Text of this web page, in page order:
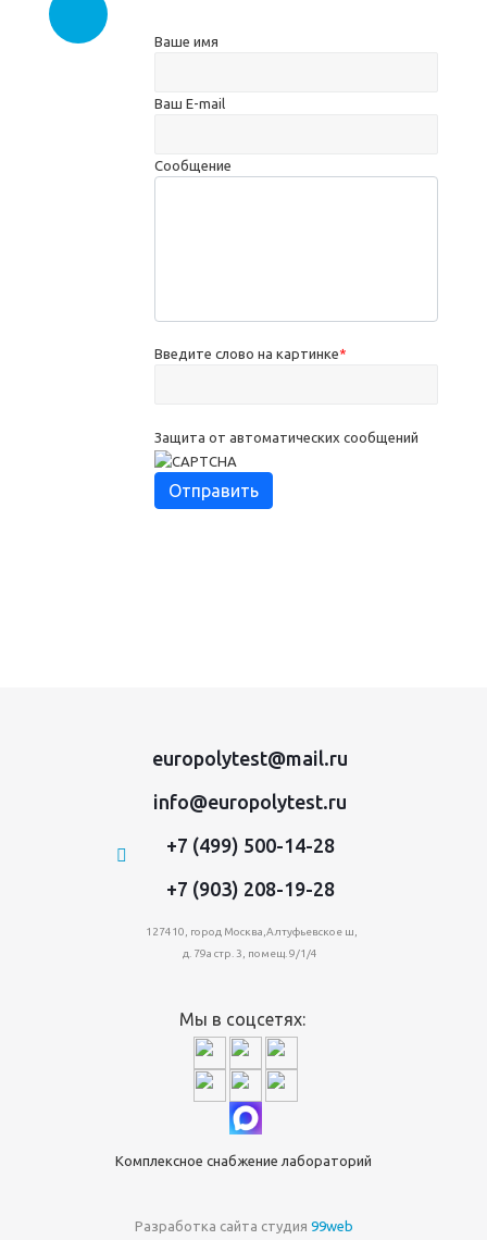
Ваше имя
Ваш E-mail
Сообщение
Введите слово на картинке*
Защита от автоматических сообщений
europolytest@mail.ru
info@europolytest.ru
+7 (499) 500-14-28
+7 (903) 208-19-28
127410, город Москва,Алтуфьевское ш,
д. 79а стр. 3, помещ. 9/1/4
Мы в соцсетях:
Комплексное снабжение лабораторий
Разработка сайта студия 99web